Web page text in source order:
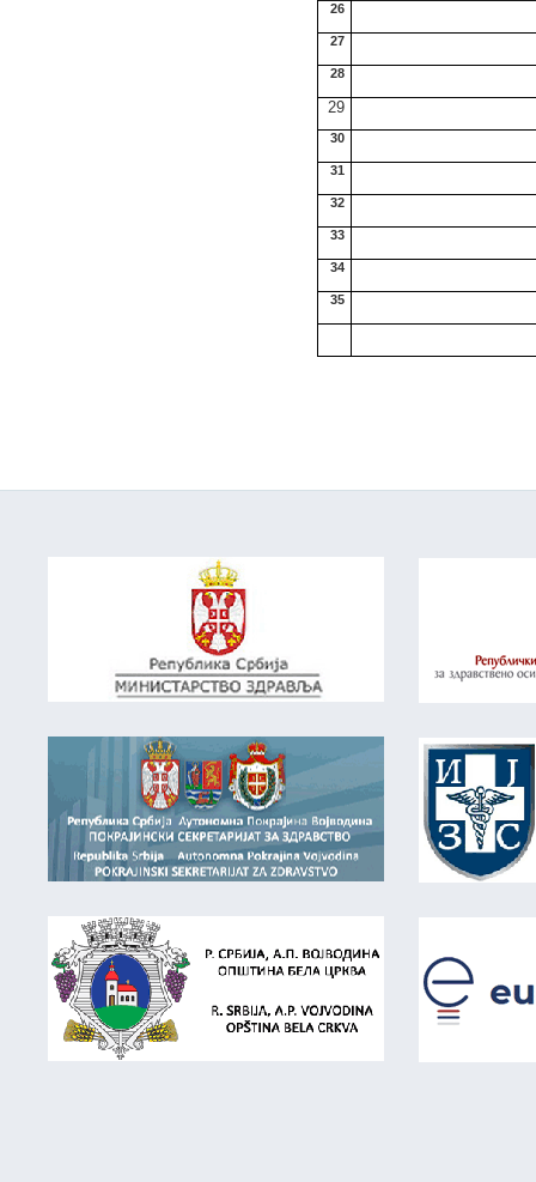
26
27
28
29
30
31
32
33
34
35